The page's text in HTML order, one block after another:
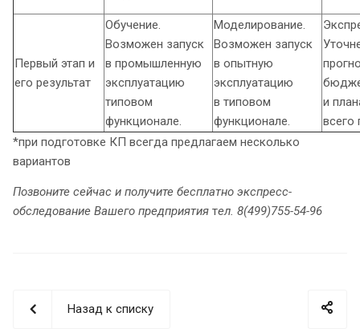
Первый этап и
его результат
Обучение.
Возможен запуск
в промышленную
эксплуатацию
типовом
функционале.
Моделирование.
Возможен запуск
в опытную
эксплуатацию
в типовом
функционале.
и
всего
*при подготовке КП всегда предлагаем несколько
вариантов
Позвоните сейчас и получите бесплатно экспресс-
обследование Вашего предприятия тел. 8(499)755-54-96
Назад к списку